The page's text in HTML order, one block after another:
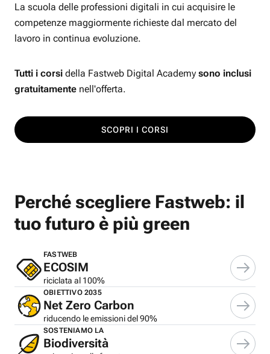
La scuola delle professioni digitali in cui acquisire le
competenze maggiormente richieste dal mercato del
lavoro in continua evoluzione.
Tutti i corsi della Fastweb Digital Academy sono inclusi
gratuitamente nell'offerta.
SCOPRI I CORSI
Perché scegliere Fastweb: il
tuo futuro è più green
FASTWEB
ECOSIM
riciclata al 100%
OBIETTIVO 2035
Net Zero Carbon
riducendo le emissioni del 90%
SOSTENIAMO LA
Biodiversità